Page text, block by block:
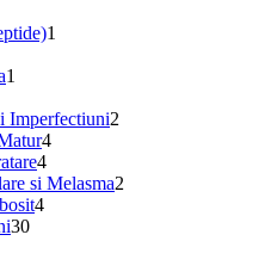
1
1
Imperfectiuni2
44
44
produse
si Melasma2
44
3030